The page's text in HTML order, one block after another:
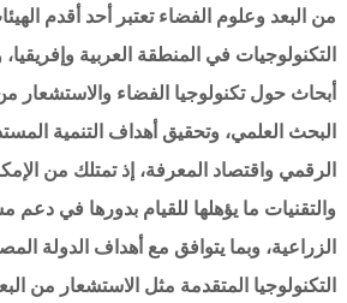
من البعد وعلوم الفضاء تعتبر أحد أقدم
التكنولوجيات في المنطقة العربية
أبحاث حول تكنولوجيا الفضاء والاستشعار
البحث العلمي، وتحقيق أهداف التنمية
الرقمي واقتصاد المعرفة، إذ تمتلك من
والتقنيات ما يؤهلها للقيام بدورها في دعم
الزراعية، وبما يتوافق مع أهداف الدولة
التكنولوجيا المتقدمة مثل الاستشعار من